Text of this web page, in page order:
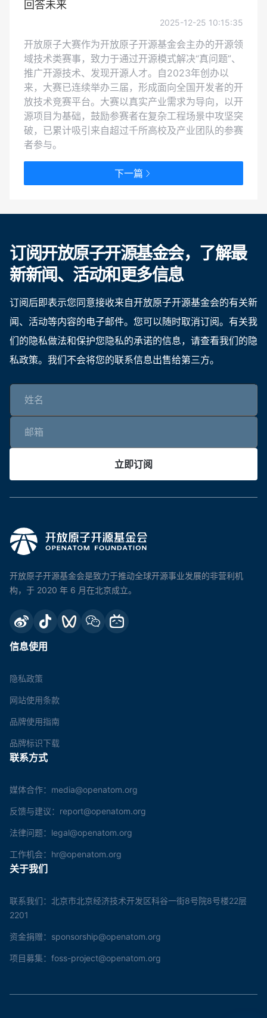
回答未来
2025-12-25 10:15:35
开放原子大赛作为开放原子开源基金会主办的开源领
域技术类赛事，致力于通过开源模式解决“真问题”、
推广开源技术、发现开源人才。自2023年创办以
来，大赛已连续举办三届，形成面向全国开发者的开
放技术竞赛平台。大赛以真实产业需求为导向，以开
源项目为基础，鼓励参赛者在复杂工程场景中攻坚突
破，已累计吸引来自超过千所高校及产业团队的参赛
者参与。
下一篇
订阅开放原子开源基金会，了解最
新新闻、活动和更多信息
订阅后即表示您同意接收来自开放原子开源基金会的有关新
闻、活动等内容的电子邮件。您可以随时取消订阅。有关我
们的隐私做法和保护您隐私的承诺的信息，请查看我们的隐
私政策。我们不会将您的联系信息出售给第三方。
立即订阅
开放原子开源基金会是致力于推动全球开源事业发展的非营利机
构，于 2020 年 6 月在北京成立。
信息使用
隐私政策
网站使用条款
品牌使用指南
品牌标识下载
联系方式
媒体合作：media@openatom.org
反馈与建议：report@openatom.org
法律问题：legal@openatom.org
工作机会：hr@openatom.org
关于我们
联系我们：北京市北京经济技术开发区科谷一街8号院8号楼22层
2201
资金捐赠：sponsorship@openatom.org
项目募集：foss-project@openatom.org